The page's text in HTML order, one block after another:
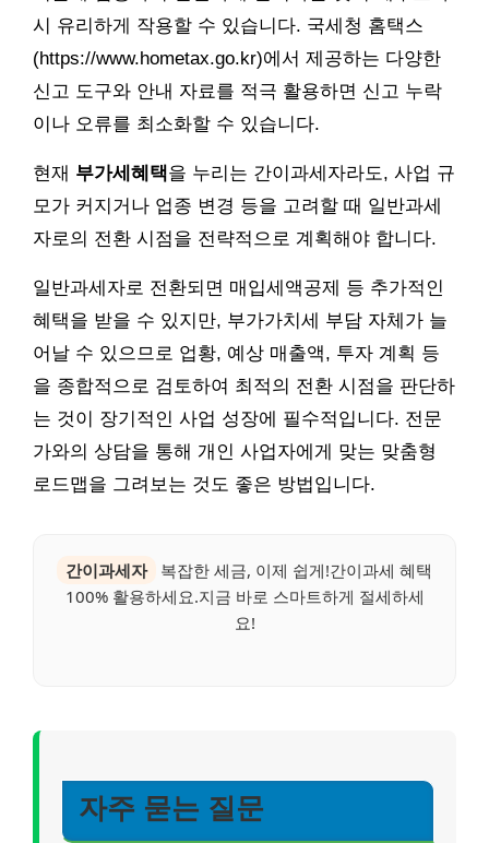
시 유리하게 작용할 수 있습니다. 국세청 홈택스
(https://www.hometax.go.kr)에서 제공하는 다양한
신고 도구와 안내 자료를 적극 활용하면 신고 누락
이나 오류를 최소화할 수 있습니다.
현재 부가세혜택을 누리는 간이과세자라도, 사업 규
모가 커지거나 업종 변경 등을 고려할 때 일반과세
자로의 전환 시점을 전략적으로 계획해야 합니다.
일반과세자로 전환되면 매입세액공제 등 추가적인
혜택을 받을 수 있지만, 부가가치세 부담 자체가 늘
어날 수 있으므로 업황, 예상 매출액, 투자 계획 등
을 종합적으로 검토하여 최적의 전환 시점을 판단하
는 것이 장기적인 사업 성장에 필수적입니다. 전문
가와의 상담을 통해 개인 사업자에게 맞는 맞춤형
로드맵을 그려보는 것도 좋은 방법입니다.
간이과세자
복잡한 세금, 이제 쉽게!간이과세 혜택
100% 활용하세요.지금 바로 스마트하게 절세하세
요!
자주 묻는 질문